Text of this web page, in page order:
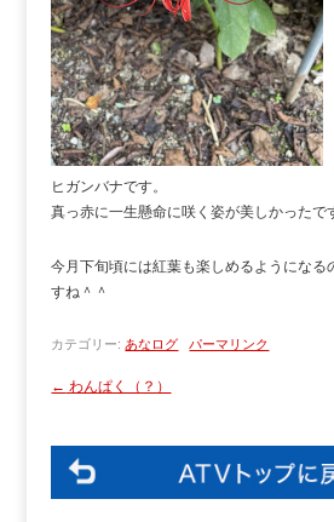
ヒガンバナです。
真っ赤に一生懸命に咲く姿が美しかったで
今月下旬頃には紅葉も楽しめるようになる
すね＾＾
カテゴリー: あなログ パーマリンク
← わんぱく（？）